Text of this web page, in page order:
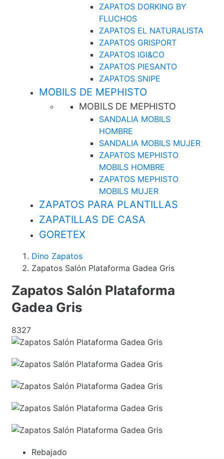
ZAPATOS DORKING BY
FLUCHOS
ZAPATOS EL NATURALISTA
ZAPATOS GRISPORT
ZAPATOS IGI&CO
ZAPATOS PIESANTO
ZAPATOS SNIPE
MOBILS DE MEPHISTO
MOBILS DE MEPHISTO
SANDALIA MOBILS
HOMBRE
SANDALIA MOBILS MUJER
ZAPATOS MEPHISTO
MOBILS HOMBRE
ZAPATOS MEPHISTO
MOBILS MUJER
ZAPATOS PARA PLANTILLAS
ZAPATILLAS DE CASA
GORETEX
Dino Zapatos
Zapatos Salón Plataforma Gadea Gris
Zapatos Salón Plataforma
Gadea Gris
8327
Rebajado